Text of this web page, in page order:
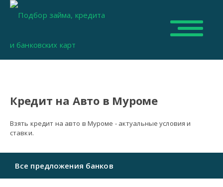
Кредит на Авто в Муроме
Взять кредит на авто в Муроме - актуальные условия и
ставки.
Все предложения банков